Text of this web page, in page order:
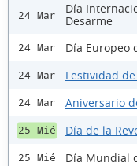
24 Mar
Día
Desarme
24 Mar Día Europeo
24 Mar Festividad
24 Mar Aniversario
25 Mié Día de la
25 Mié Día Mundial